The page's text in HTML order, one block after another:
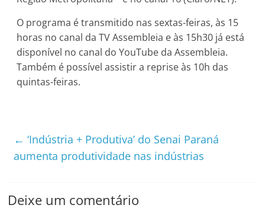
O programa é transmitido nas sextas-feiras, às 15
horas no canal da TV Assembleia e às 15h30 já está
disponível no canal do YouTube da Assembleia.
Também é possível assistir a reprise às 10h das
quintas-feiras.
← ‘Indústria + Produtiva’ do Senai Paraná
aumenta produtividade nas indústrias
Deixe um comentário